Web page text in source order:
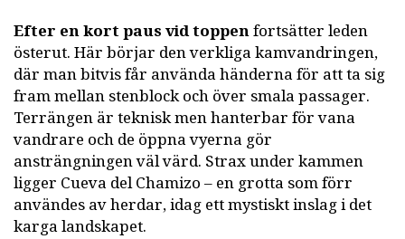
Efter en kort paus vid toppenfortsätter leden
österut. Här börjar den verkliga kamvandringen,
där man bitvis får använda händerna för att ta sig
fram mellan stenblock och över smala passager.
Terrängen är teknisk men hanterbar för vana
vandrare och de öppna vyerna gör
ansträngningen väl värd. Strax under kammen
ligger Cueva del Chamizo – en grotta som förr
användes av herdar, idag ett mystiskt inslag i det
karga landskapet.